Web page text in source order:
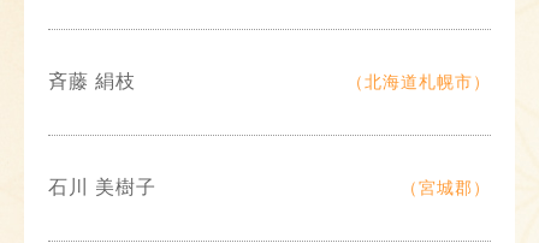
斉藤 絹枝 （北海道札幌市）
石川 美樹子 （宮城郡）